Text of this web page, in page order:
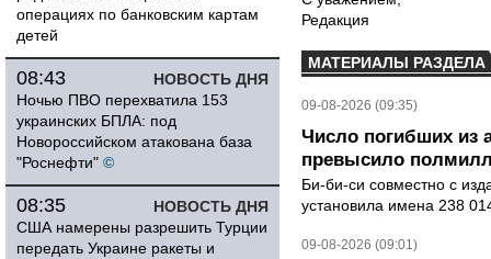
операциях по банковским картам
детей
НОВОСТЬ ДНЯ
08:43
Ночью ПВО перехватила 153
украинских БПЛА: под
Новороссийском атакована база
"Роснефти" ©
НОВОСТЬ ДНЯ
08:35
США намерены разрешить Турции
передать Украине ракеты и
Редакция
МАТЕРИАЛЫ РАЗДЕЛА
09-08-2026 (09:35)
Число погибших из
превысило
Би-би-си совместно с
установила имена 238
09-08-2026 (09:01)